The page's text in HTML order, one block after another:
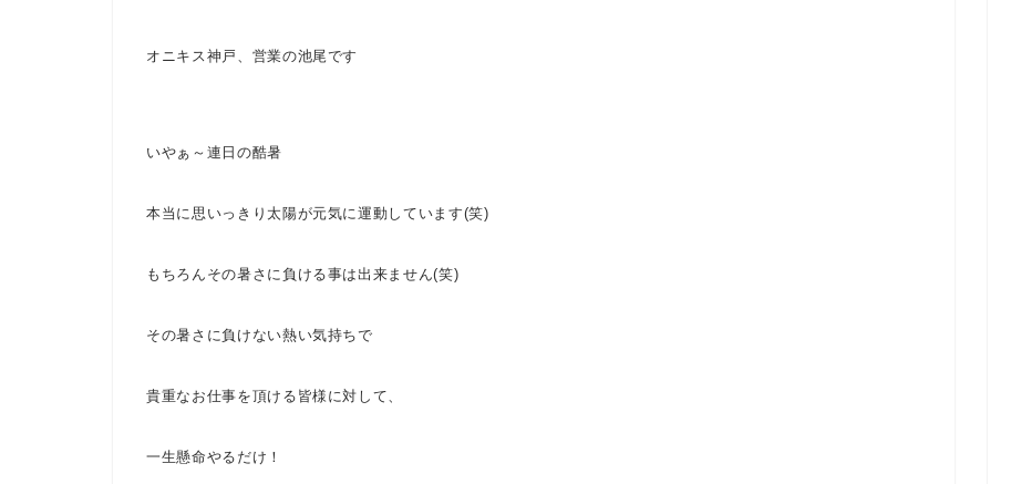
オニキス神戸、営業の池尾です
いやぁ～ 連日の酷暑
本当に思いっきり太陽が元気に運動しています(笑)
もちろんその暑さに負ける事は出来ません(笑)
その暑さに負けない熱い気持ちで
貴重なお仕事を頂ける皆様に対して、
一生懸命やるだけ！